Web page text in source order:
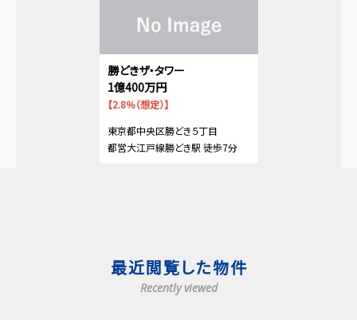
勝どきザ・タワー
1億400万円
【2.8％（想定）】
東京都中央区勝どき５丁目
都営大江戸線勝どき駅 徒歩7分
最近閲覧した物件
Recently viewed